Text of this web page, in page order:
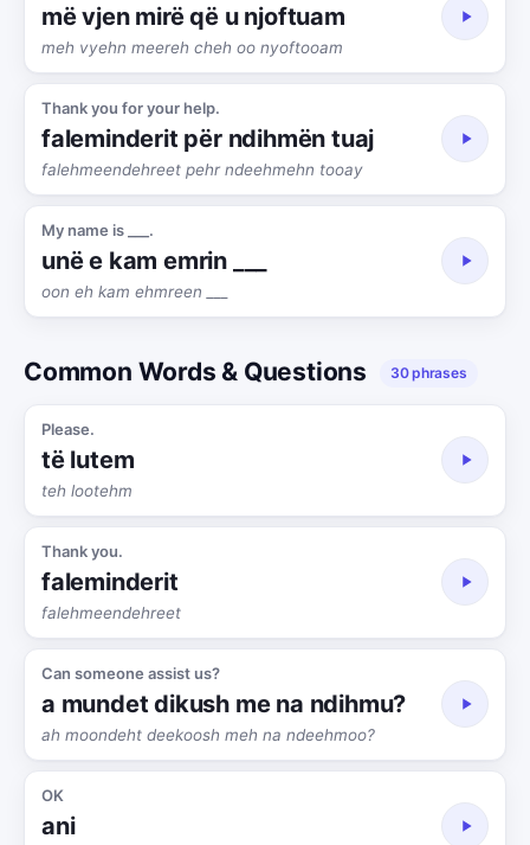
më vjen mirë që u njoftuam
meh vyehn meereh cheh oo nyoftooam
Thank you for your help.
faleminderit për ndihmën tuaj
falehmeendehreet pehr ndeehmehn tooay
My name is ___.
unë e kam emrin ___
oon eh kam ehmreen ___
Common Words & Questions 30 phrases
Please.
të lutem
teh lootehm
Thank you.
faleminderit
falehmeendehreet
Can someone assist us?
a mundet dikush me na ndihmu?
ah moondeht deekoosh meh na ndeehmoo?
OK
ani